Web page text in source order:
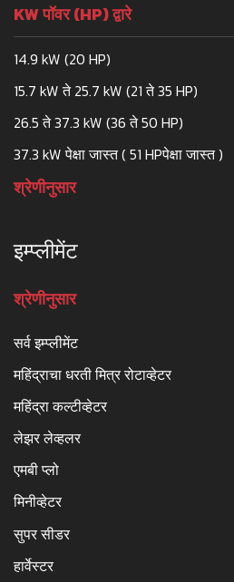
KW पॉवर (HP) द्वारे
14.9 kW (20 HP)
15.7 kW ते 25.7 kW (21 ते 35 HP)
26.5 ते 37.3 kW (36 ते 50 HP)
37.3 kW पेक्षा जास्त ( 51 HPपेक्षा जास्त )
श्रेणीनुसार
इम्प्लीमेंट
श्रेणीनुसार
सर्व इम्प्लीमेंट
महिंद्राचा धरती मित्र रोटाव्हेटर
महिंद्रा कल्टीव्हेटर
लेझर लेव्हलर
एमबी प्लो
मिनीव्हेटर
सुपर सीडर
हार्वेस्टर